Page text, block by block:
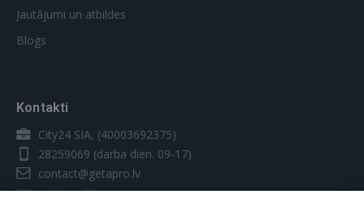
Jautājumi un atbildes
Blogs
Kontakti
City24 SIA, (40003692375)
28259069 (darba dien. 09-17)
contact@getapro.lv